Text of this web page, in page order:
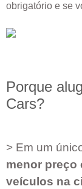
obrigatório e se
Porque
Cars?
> Em um
menor preço
veículos na